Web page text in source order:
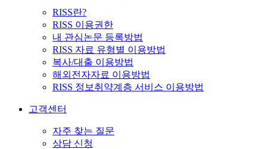
RISS란?
RISS 이용권한
내 관심논문 등록방법
RISS 자료 유형별 이용방법
복사/대출 이용방법
해외전자자료 이용방법
RISS 정보취약계층 서비스 이용방법
고객센터
자주 찾는 질문
상담 신청